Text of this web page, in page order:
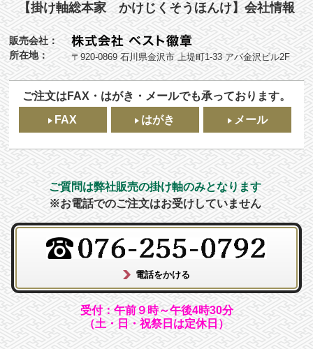
【掛け軸総本家 かけじくそうほんけ】会社情報
販売会社：
所在地：
〒920-0869 石川県金沢市 上堤町1-33 アパ金沢ビル2F
ご注文はFAX・はがき・メールでも承っております。
FAX
はがき メール
ご質問は弊社販売の掛け軸のみとなります
※お電話でのご注文はお受けしていません
受付：午前９時～午後4時30分
（土・日・祝祭日は定休日）